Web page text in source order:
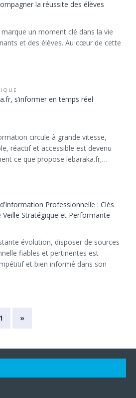
la réussite des élèves
un moment clé dans la vie
et des élèves. Au cœur de cette
s’informer en temps réel
circule à grande vitesse,
réactif et accessible est devenu
ce que propose lebaraka.fr,…
Professionnelle : Clés
Veille Stratégique et Performante
évolution, disposer de sources
fiables et pertinentes est
et bien informé dans son
»